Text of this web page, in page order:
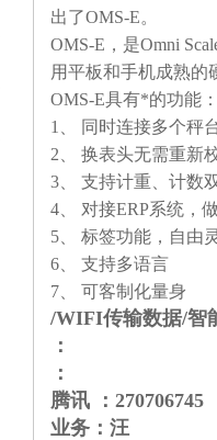
出了OMS-E。
OMS-E，是Omni
用平板和手机成熟
OMS-E具有*的功能
1、 同时连接多个秤
2、 换表头无需重新
3、 支持计重、计数
4、 对接ERP系统，
5、 标签功能，自由
6、 支持多语言
7、 可客制化量身
/WIFI传输数据/智
：
：
腾讯 ：270706745
业务：汪